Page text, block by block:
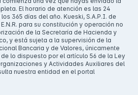
El horario de atención es las 24
365 días del año. Kueski, S.A.P.I. de
E.N.R. para su constitución y operación no
de la Secretaría de Hacienda y
y está sujeta a la supervisión de la
Bancaria y de Valores, únicamente
lo dispuesto por el artículo 56 de la Ley
y Actividades Auxiliares del
nuestra entidad en el portal